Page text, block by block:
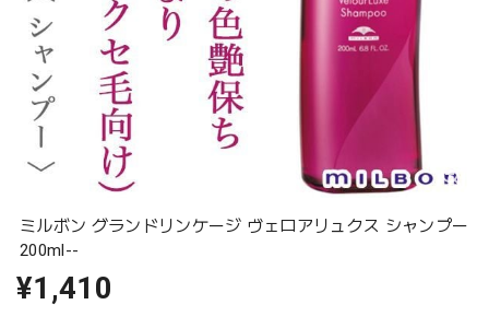
ミルボン グランドリンケージ ヴェロアリュクス シャンプー
200ml--
¥1,410